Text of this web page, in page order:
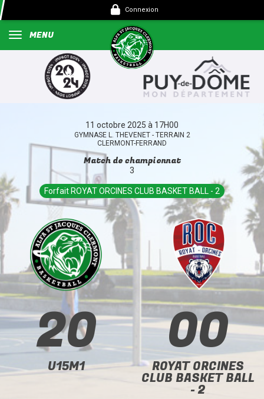
Connexion
MENU
11 octobre 2025 à 17H00
GYMNASE L. THEVENET - TERRAIN 2
CLERMONT-FERRAND
Match de championnat
3
Forfait ROYAT ORCINES CLUB BASKET BALL - 2
20 00
U15M1 ROYAT ORCINES
CLUB BASKET BALL
- 2
Panneau de gestion des cookies